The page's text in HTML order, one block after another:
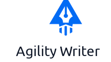
Agility Writer